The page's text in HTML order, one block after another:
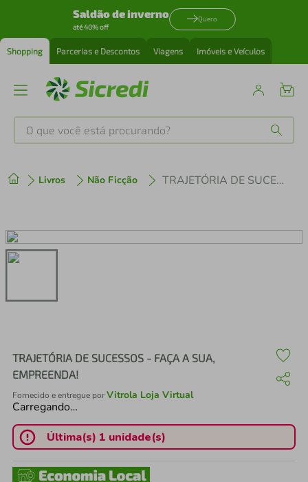
Saldão de inverno
até 40% off
Quero
Shopping Parcerias e Descontos Viagens Imóveis e Veículos
O que você está procurando?
Livros Não Ficção TRAJETÓRIA DE SUCESSOS - FAÇA A SUA, EMPREENDA!
TRAJETÓRIA DE SUCESSOS - FAÇA A SUA,
EMPREENDA!
Fornecido e entregue porVitrola Loja Virtual
Carregando…
Última(s) 1 unidade(s)
2º cafeteira